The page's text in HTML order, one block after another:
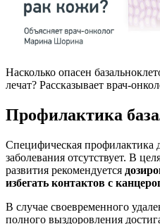
Насколько опасен
лечат? Рассказывает врач-
Профилактика
Специфическая профилактика
заболевания отсутствует. В
развития рекомендуется
избегать контактов с
В случае своевременного
полного выздоровления